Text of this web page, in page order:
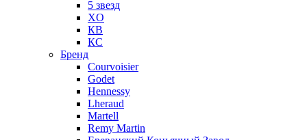
5 звезд
XO
КВ
КС
Бренд
Courvoisier
Godet
Hennessy
Lheraud
Martell
Remy Martin